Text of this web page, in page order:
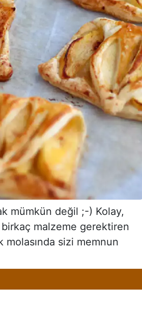
mümkün değil ;-) Kolay,
birkaç malzeme gerektiren
molasında sizi memnun